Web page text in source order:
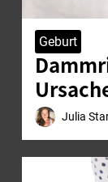
Geburt
Julia